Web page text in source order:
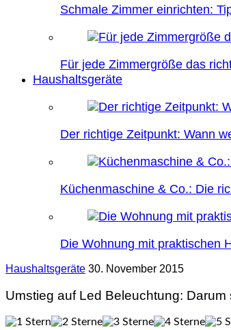
Schmale Zimmer einrichten:
Für jede Zimmergröße das
Haushaltsgeräte
Der richtige Zeitpunkt: Wann
Küchenmaschine & Co.: Die
Die Wohnung mit praktischen
Haushaltsgeräte 30. November 2015
Umstieg auf Led Beleuchtung: